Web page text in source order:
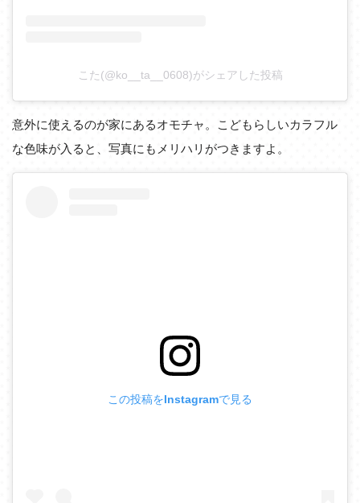
こた(@ko__ta__0608)がシェアした投稿
意外に使えるのが家にあるオモチャ。こどもらしいカラフル
な色味が入ると、写真にもメリハリがつきますよ。
この投稿をInstagramで見る